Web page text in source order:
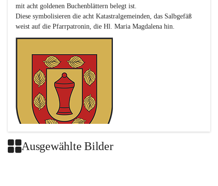
mit acht goldenen Buchenblättern belegt ist.
Diese symbolisieren die acht Katastralgemeinden, das Salbgefäß
Ausgewählte Bilder